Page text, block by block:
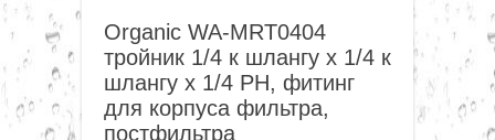
▼
Organic WA-MRT0404 тройник 1/4 к шлангу х 1/4 к
шлангу х 1/4 РН
Organic WA-MRT0404
тройник 1/4 к шлангу х 1/4 к
шлангу х 1/4 РН, фитинг
для корпуса фильтра,
постфильтра